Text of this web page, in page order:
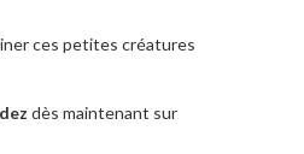
ces petites créatures
dès maintenant sur